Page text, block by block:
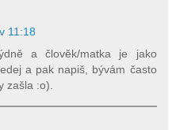
11:18
a člověk/matka je jako
a pak napiš, bývám často
zašla :o).